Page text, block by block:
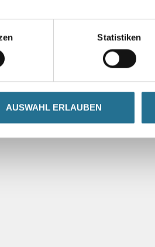
Statistiken
AUSWAHL ERLAUBEN
GEFAHRENHINWEISE